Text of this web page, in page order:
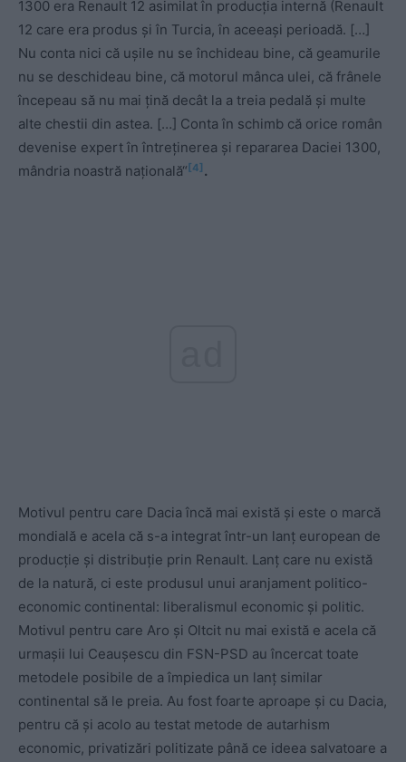
1300 era Renault 12 asimilat în producția internă (Renault
12 care era produs și în Turcia, în aceeași perioadă. […]
Nu conta nici că ușile nu se închideau bine, că geamurile
nu se deschideau bine, că motorul mânca ulei, că frânele
începeau să nu mai țină decât la a treia pedală și multe
alte chestii din astea. […] Conta în schimb că orice român
devenise expert în întreținerea și repararea Daciei 1300,
mândria noastră națională“[4] .
Motivul pentru care Dacia încă mai există și este o marcă
mondială e acela că s-a integrat într-un lanț european de
producție și distribuție prin Renault. Lanț care nu există
de la natură, ci este produsul unui aranjament politico-
economic continental: liberalismul economic și politic.
Motivul pentru care Aro și Oltcit nu mai există e acela că
urmașii lui Ceaușescu din FSN-PSD au încercat toate
metodele posibile de a împiedica un lanț similar
continental să le preia. Au fost foarte aproape și cu Dacia,
pentru că și acolo au testat metode de autarhism
economic, privatizări politizate până ce ideea salvatoare a